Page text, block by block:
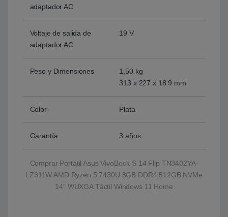
adaptador AC
Voltaje de salida de
adaptador AC
19 V
Peso y Dimensiones
1,50 kg
313 x 227 x 18.9 mm
Color Plata
Garantía 3 años
Comprar Portátil Asus VivoBook S 14 Flip TN3402YA-
LZ311W AMD Ryzen 5 7430U 8GB DDR4 512GB NVMe
14″ WUXGA Táctil Windows 11 Home